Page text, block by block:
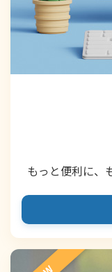
もっと便利に、